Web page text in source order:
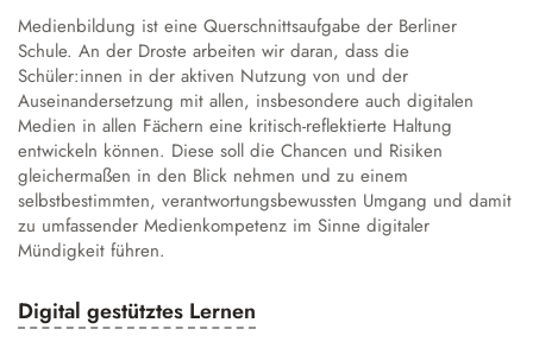
Annette von Droste-Hülshoff
Alltag
Unterrichtszeiten
Krankmeldung
Verpflegung
Schließfächer
Schulordnung
Medienbildung ist eine Querschnittsaufgabe der Berliner
Schule. An der Droste arbeiten wir daran, dass die
Schüler:innen in der aktiven Nutzung von und der
Auseinandersetzung mit allen, insbesondere auch digitalen
Medien in allen Fächern eine kritisch-reflektierte Haltung
entwickeln können. Diese soll die Chancen und Risiken
gleichermaßen in den Blick nehmen und zu einem
selbstbestimmten, verantwortungsbewussten Umgang und damit
zu umfassender Medienkompetenz im Sinne digitaler
Mündigkeit führen.
Digital gestütztes Lernen